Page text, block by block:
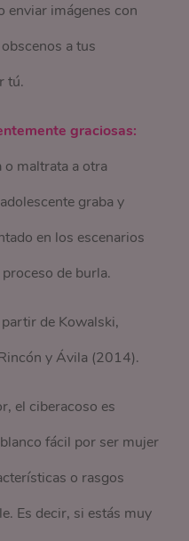
enviar imágenes con
a tus
tú.
graciosas:
maltrata a otra
graba y
en los escenarios
de burla.
de Kowalski,
y Ávila (2014).
el ciberacoso es
fácil por ser mujer
o rasgos
Es decir, si estás muy